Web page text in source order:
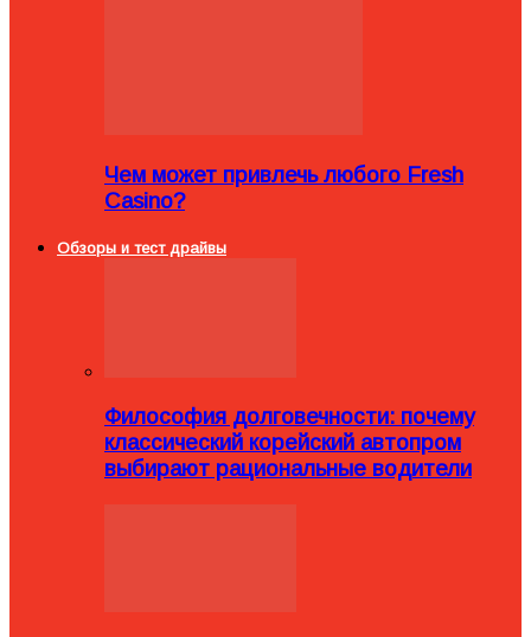
Чем может привлечь любого Fresh
Casino?
Обзоры и тест драйвы
Философия долговечности: почему
классический корейский автопром
выбирают рациональные водители